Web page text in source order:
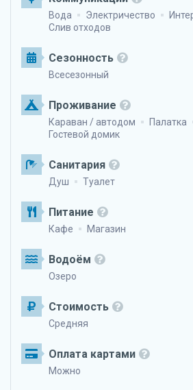
Вода Электричество
Слив отходов
Сезонность
Всесезонный
Проживание
Караван / автодом Палатка
Гостевой домик
Санитария
Душ Туалет
Питание
Кафе Магазин
Водоём
Озеро
Стоимость
Средняя
Оплата картами
Можно